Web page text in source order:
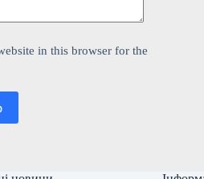
in this browser for the